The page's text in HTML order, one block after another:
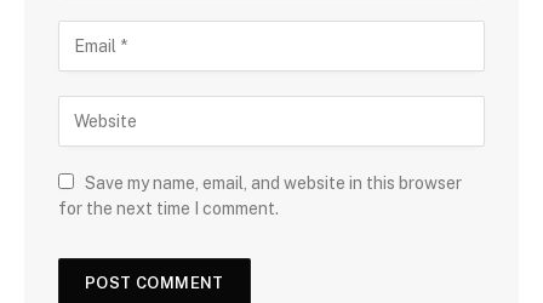
Save my name, email, and website in this browser
for the next time I comment.